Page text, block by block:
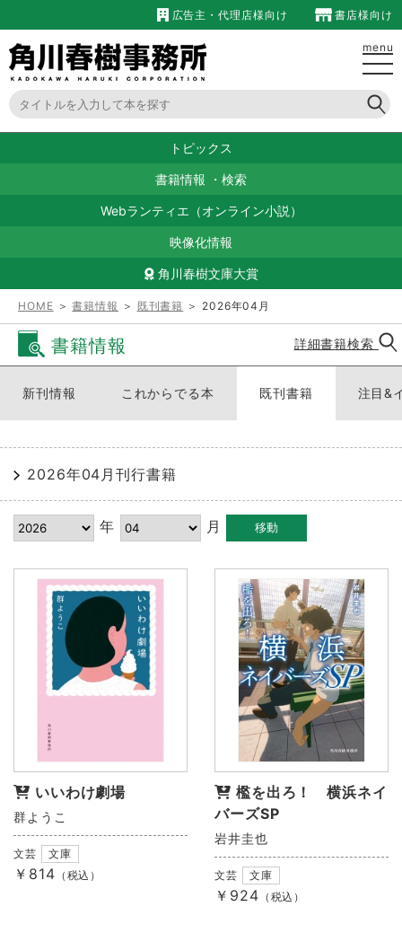
広告主・代理店様向け 書店様向け
menu
トピックス
書籍情報 ・ 検索
Webランティエ（オンライン小説）
映像化情報
角川春樹文庫大賞
HOME ＞書籍情報 ＞ 既刊書籍 ＞ 2026年04月
書籍情報 詳細書籍検索
新刊情報 これからでる本 既刊書籍 注目&
2026年04月刊行書籍
年 月
いいわけ劇場
群ようこ
文芸 文庫
￥814 （税込）
檻を出ろ！ 横浜ネイ
バーズSP
岩井圭也
文芸 文庫
￥924 （税込）